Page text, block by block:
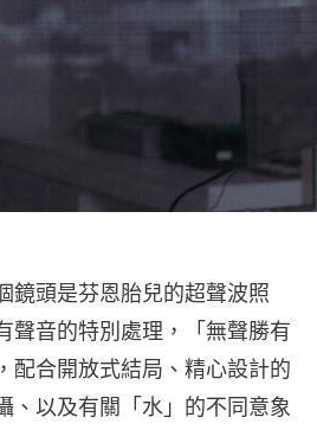
鏡頭是芬恩胎兒的超聲波照
聲音的特別處理，「無聲勝有
配合開放式結局、精心設計的
、以及有關「水」的不同意象